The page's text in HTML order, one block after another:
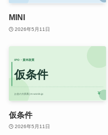
MINI
2026年5月11日
仮条件
2026年5月11日